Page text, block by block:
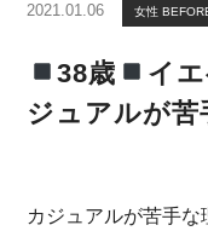
2021.01.06 女性
38歳 イ
ジュアルが苦
カジュアルが苦手な